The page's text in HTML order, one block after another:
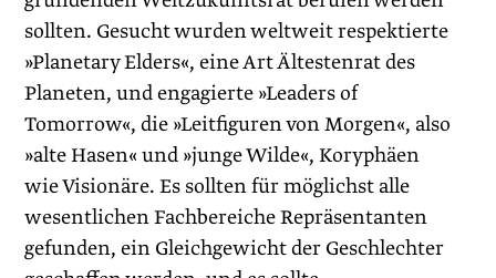
sollten. Gesucht wurden weltweit respektierte
»Planetary Elders«, eine Art Ältestenrat des
Planeten, und engagierte »Leaders of
Tomorrow«, die »Leitfiguren von Morgen«, also
»alte Hasen« und »junge Wilde«, Koryphäen
wie Visionäre. Es sollten für möglichst alle
wesentlichen Fachbereiche Repräsentanten
gefunden, ein Gleichgewicht der Geschlechter